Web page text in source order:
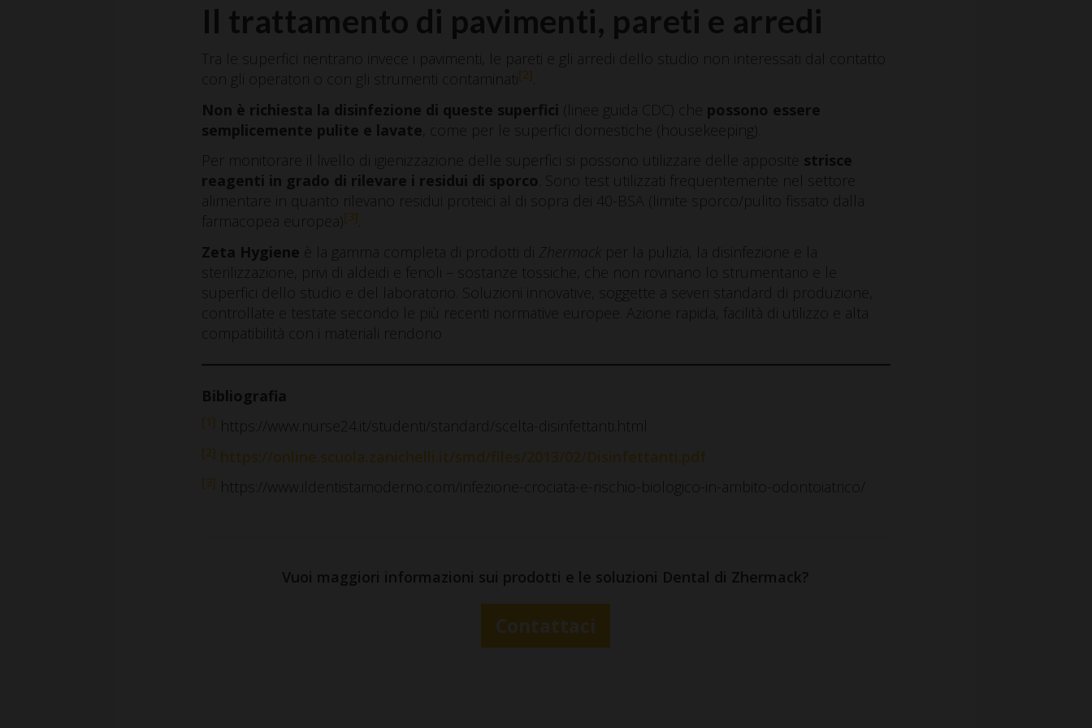
Il trattamento di pavimenti, pareti e arredi
Tra le superfici rientrano invece i pavimenti, le pareti e gli arredi dello studio non interessati dal contatto
con gli operatori o con gli strumenti contaminati [2]
Non è richiesta la disinfezione di queste superfici (linee guida CDC) che possono essere
semplicemente pulite e lavate , come per le superfici domestiche (housekeeping).
Per monitorare il livello di igienizzazione delle superfici si possono utilizzare delle apposite strisce
reagenti in grado di rilevare i residui di sporco . Sono test utilizzati frequentemente nel settore
alimentare in quanto rilevano residui proteici al di sopra dei 40-BSA (limite sporco/pulito fissato dalla
farmacopea europea)[3]
Zeta Hygiene è la gamma completa di prodotti di Zhermack per la pulizia, la disinfezione e la
sterilizzazione, privi di aldeidi e fenoli – sostanze tossiche, che non rovinano lo strumentario e le
superfici dello studio e del laboratorio. Soluzioni innovative, soggette a severi standard di produzione,
controllate e testate secondo le più recenti normative europee. Azione rapida, facilità di utilizzo e alta
compatibilità con i materiali rendono
Bibliografia
[1] https://www.nurse24.it/studenti/standard/scelta-disinfettanti.html
[2] https://online.scuola.zanichelli.it/smd/files/2013/02/Disinfettanti.pdf
[3] https://www.ildentistamoderno.com/infezione-crociata-e-rischio-biologico-in-ambito-odontoiatrico/
Vuoi maggiori informazioni sui prodotti e le soluzioni Dental di Zhermack?
Contattaci